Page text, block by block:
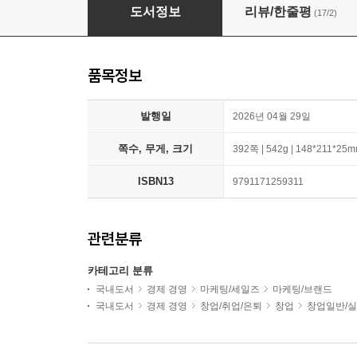
기억을 팝니다
도서정보 리뷰/한줄평 (17/2)
품목정보
발행일 2026년 04월 29일
쪽수, 무게, 크기 392쪽 | 542g |
ISBN13 9791171259311
관련분류
카테고리 분류
국내도서 경제 경영 마케팅/세일즈
마케팅/브랜드
국내도서
경제 경영 창업/취업/은퇴 창업 창업일반/